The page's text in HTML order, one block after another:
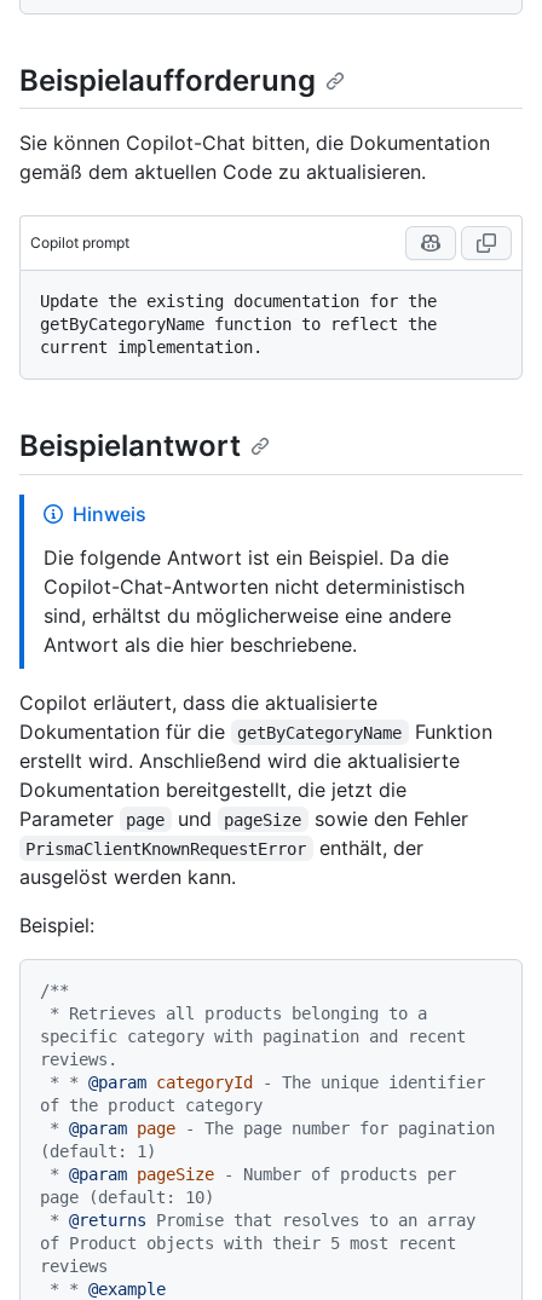
Beispielaufforderung
Sie können Copilot-Chat bitten, die Dokumentation
gemäß dem aktuellen Code zu aktualisieren.
Copilot prompt
Update the existing documentation for the
getByCategoryName function to reflect the
Beispielantwort
Hinweis
Die folgende Antwort ist ein Beispiel. Da die
Copilot-Chat-Antworten nicht deterministisch
sind, erhältst du möglicherweise eine andere
Antwort als die hier beschriebene.
Copilot erläutert, dass die aktualisierte
Dokumentation für die
getByCategoryName
Funktion
erstellt wird. Anschließend wird die aktualisierte
Dokumentation bereitgestellt, die jetzt die
Parameter
page und pageSize sowie den Fehler
PrismaClientKnownRequestError
enthält, der
ausgelöst werden kann.
Beispiel:
/**
specific category with pagination and recent
reviews.
* * @param categoryId - The unique identifier
of the product category
* @param page - The page number for pagination
(default: 1)
* @param pageSize - Number of products per
page (default: 10)
* @returns Promise that resolves to an array
of Product objects with their 5 most recent
reviews
* * @example